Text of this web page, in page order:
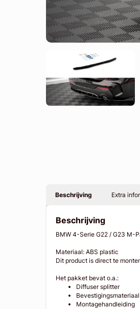
Beschrijving Extra
Beschrijving
BMW 4-Serie G22 / G23 M-
Materiaal: ABS plastic
Dit product is direct te
Het pakket bevat o.a.:
Diffuser splitter
Bevestigingsmateriaal
Montagehandleiding